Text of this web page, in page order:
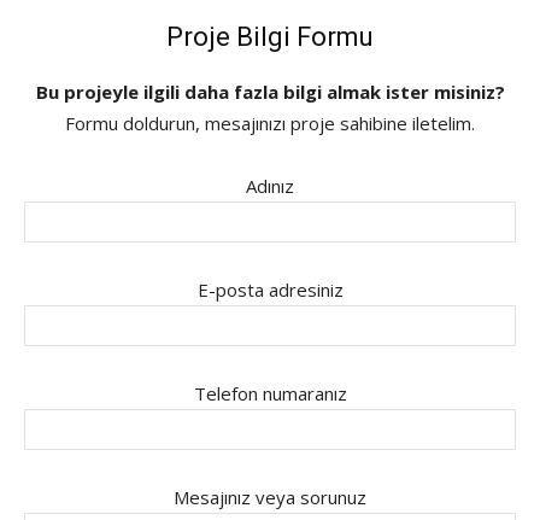
Proje Bilgi Formu
Bu projeyle ilgili daha fazla bilgi almak ister misiniz?
Formu doldurun, mesajınızı proje sahibine iletelim.
Adınız
E-posta adresiniz
Telefon numaranız
Mesajınız veya sorunuz